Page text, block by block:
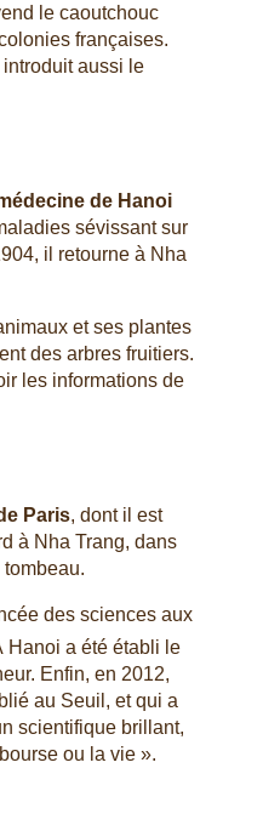
le caoutchouc
françaises.
aussi le
de Hanoi
sévissant sur
il retourne à Nha
et ses plantes
des arbres fruitiers.
les informations de
Paris, dont il est
à Nha Trang, dans
des sciences aux
Hanoi a été établi le
Enfin, en 2012,
au Seuil, et qui a
scientifique brillant,
ou la vie ».